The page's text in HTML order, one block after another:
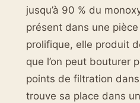
jusqu’à 90 % du
présent dans une
prolifique, elle produit
que l’on peut bouturer
points de filtration
trouve sa place dans